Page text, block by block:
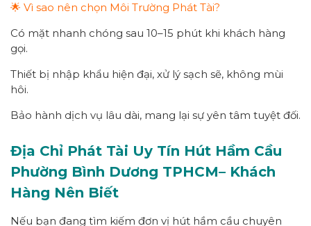
🌟 Vì sao nên chọn Môi Trường Phát Tài?
Có mặt nhanh chóng sau 10–15 phút khi khách hàng
gọi.
Thiết bị nhập khẩu hiện đại, xử lý sạch sẽ, không mùi
hôi.
Bảo hành dịch vụ lâu dài, mang lại sự yên tâm tuyệt đối.
Địa Chỉ Phát Tài Uy Tín Hút Hầm Cầu
Phường Bình Dương TPHCM– Khách
Hàng Nên Biết
Nếu bạn đang tìm kiếm đơn vị hút hầm cầu chuyên